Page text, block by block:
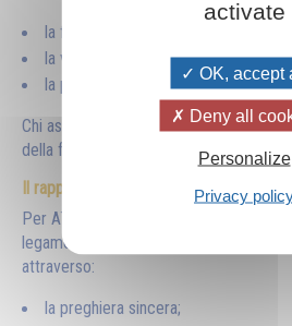
la fede indica la meta;
la volontà permette di camminare;
la perseveranza rende possibile il
Chi aspetta miracoli senza impegnarsi
della fede.
Il rapporto con il divino
Per Aïvanhov la fede cresce quando
legame cosciente con il mondo divino.
attraverso:
la preghiera sincera;
activate
OK, accept
Deny all
Personalize
Privacy